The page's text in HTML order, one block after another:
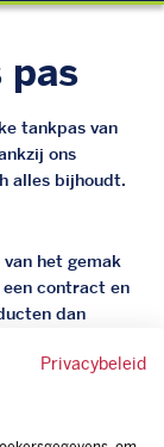
pas
tankpas van
ons
alles bijhoudt.
het gemak
contract en
dan
betaal je
verzekerd
Privacybeleid